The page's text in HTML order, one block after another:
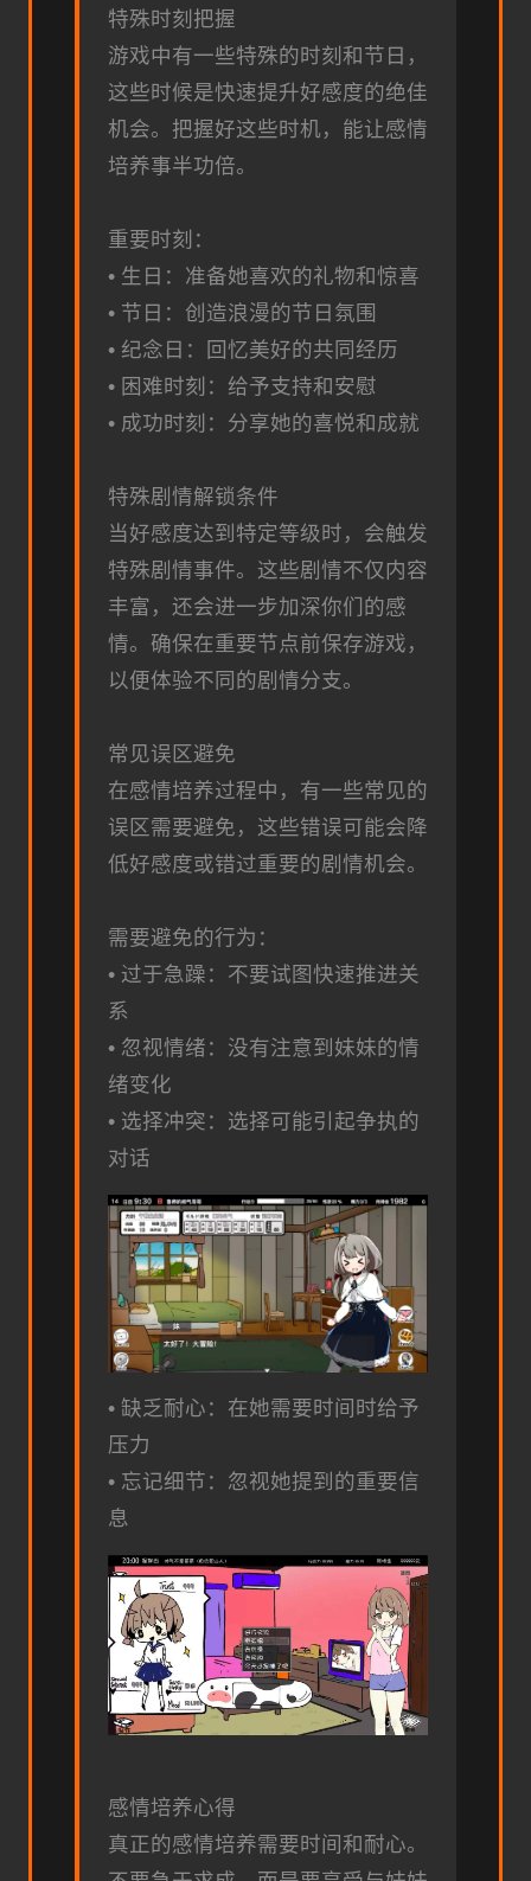
特殊时刻把握
游戏中有一些特殊的时刻和节日，
这些时候是快速提升好感度的绝佳
机会。把握好这些时机，能让感情
培养事半功倍。
重要时刻：
• 生日：准备她喜欢的礼物和惊喜
• 节日：创造浪漫的节日氛围
• 纪念日：回忆美好的共同经历
• 困难时刻：给予支持和安慰
• 成功时刻：分享她的喜悦和成就
特殊剧情解锁条件
当好感度达到特定等级时，会触发
特殊剧情事件。这些剧情不仅内容
丰富，还会进一步加深你们的感
情。确保在重要节点前保存游戏，
以便体验不同的剧情分支。
常见误区避免
在感情培养过程中，有一些常见的
误区需要避免，这些错误可能会降
低好感度或错过重要的剧情机会。
需要避免的行为：
• 过于急躁：不要试图快速推进关
系
• 忽视情绪：没有注意到妹妹的情
绪变化
• 选择冲突：选择可能引起争执的
对话
• 缺乏耐心：在她需要时间时给予
压力
• 忘记细节：忽视她提到的重要信
息
感情培养心得
真正的感情培养需要时间和耐心。